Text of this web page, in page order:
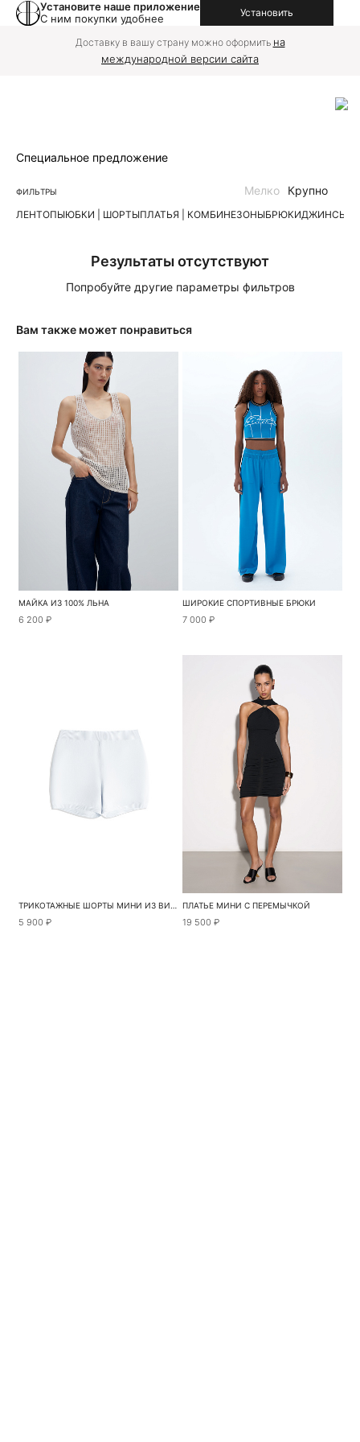
Установите наше приложение
С ним покупки удобнее
Установить
Доставку в вашу страну можно оформить на
международной версии сайта
Специальное предложение
ФИЛЬТРЫ
ЛЕНТОПЫЮБКИ | ШОРТЫПЛАТЬЯ | КОМБИНЕЗОНЫБРЮКИДЖИНСЫ
Мелко Крупно
Результаты отсутствуют
Попробуйте другие параметры фильтров
Вам также может понравиться
МАЙКА ИЗ 100% ЛЬНА
6 200 ₽
ШИРОКИЕ СПОРТИВНЫЕ БРЮКИ
7 000 ₽
ТРИКОТАЖНЫЕ ШОРТЫ МИНИ ИЗ ВИСКОЗЫ
5 900 ₽
ПЛАТЬЕ МИНИ С ПЕРЕМЫЧКОЙ
19 500 ₽